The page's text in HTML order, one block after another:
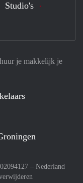
je makkelijk je
– Nederland
Studio's